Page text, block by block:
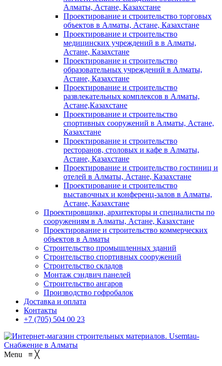
Алматы, Астане, Казахстане
Проектирование и строительство торговых
объектов в Алматы, Астане, Казахстане
Проектирование и строительство
медицинских учреждений в в Алматы,
Астане, Казахстане
Проектирование и строительство
образовательных учреждений в Алматы,
Астане, Казахстане
Проектирование и строительство
развлекательных комплексов в Алматы,
Астане,Казахстане
Проектирование и строительство
спортивных сооружений в Алматы, Астане,
Казахстане
Проектирование и строительство
ресторанов, столовых и кафе в Алматы,
Астане, Казахстане
Проектирование и строительство гостиниц и
отелей в Алматы, Астане, Казахстане
Проектирование и строительство
выставочных и конференц-залов в Алматы,
Астане, Казахстане
Проектировщики, архитекторы и специалисты по
сооружениям в Алматы, Астане, Казахстане
Проектирование и строительство коммерческих
объектов в Алматы
Строительство промышленных зданий
Строительство спортивных сооружений
Строительство складов
Монтаж сэндвич панелей
Строительство ангаров
Производство гофробалок
Доставка и оплата
Контакты
+7 (705) 504 00 23
Menu ≡ ╳